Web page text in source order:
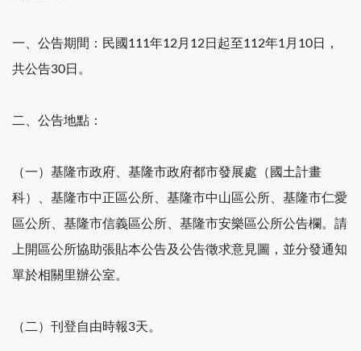
一、公告期間：民國111年12月12日起至112年1月10日，
共公告30日。
二、公告地點：
（一）基隆市政府、基隆市政府都市發展處（國土計畫
科）、基隆市中正區公所、基隆市中山區公所、基隆市仁愛
區公所、基隆市信義區公所、基隆市安樂區公所公告欄。請
上開區公所協助張貼本公告及公告徵求意見圖，並分發通知
單於相關里辦公室。
（二）刊登自由時報3天。